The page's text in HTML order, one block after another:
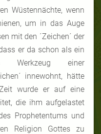
Wüstennächte, wenn
um in das Auge
mit den ´Zeichen´ der
er da schon als ein
Werkzeug einer
innewohnt, hätte
wurde er auf eine
die ihm aufgelastet
Prophetentums und
Religion Gottes zu